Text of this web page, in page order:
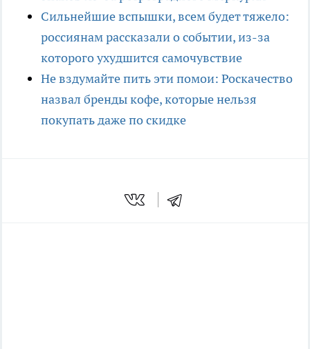
Сильнейшие вспышки, всем будет тяжело:
россиянам рассказали о событии, из-за
которого ухудшится самочувствие
Не вздумайте пить эти помои: Роскачество
назвал бренды кофе, которые нельзя
покупать даже по скидке